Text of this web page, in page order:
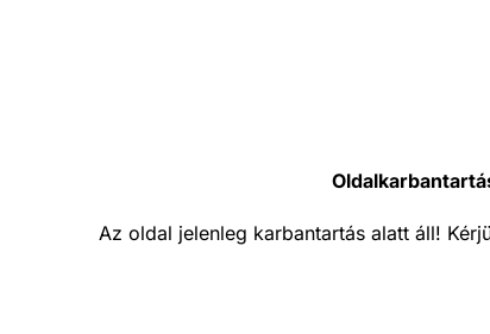
Az oldal jelenleg karbantartás alatt áll!